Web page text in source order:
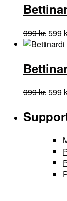
var:
999
999kr.Den
var:
999
599
999kr.Den
pris
var:
999
599